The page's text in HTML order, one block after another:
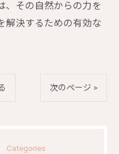
、その自然からの力を
解決するための有効な
次のページ >
Categories